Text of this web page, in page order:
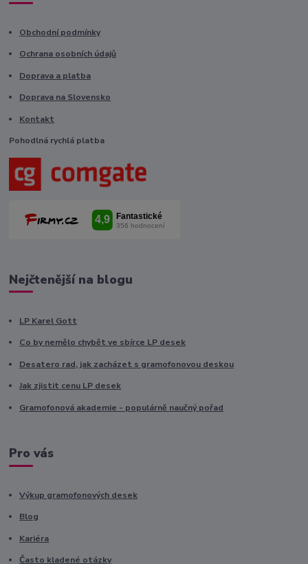
Obchodní podmínky
Ochrana osobních údajů
Doprava a platba
Doprava na Slovensko
Kontakt
Pohodlná rychlá platba
Nejčtenější na blogu
LP Karel Gott
Co by nemělo chybět ve sbírce LP desek
Desatero rad, jak zacházet s gramofonovou deskou
Jak zjistit cenu LP desek
Gramofonová akademie - populárně naučný pořad
Pro vás
Výkup gramofonových desek
Blog
Kariéra
Často kladené otázky